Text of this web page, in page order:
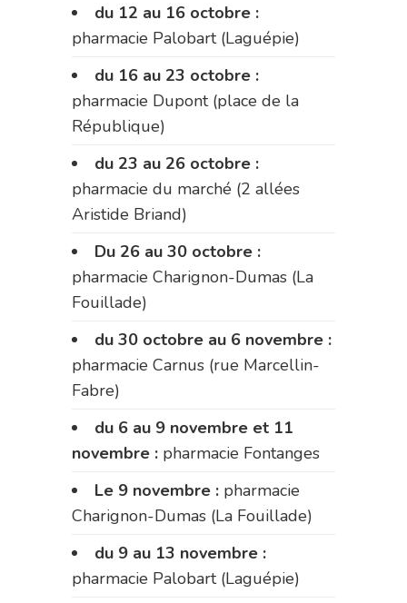
du 12 au 16 octobre :
pharmacie Palobart (Laguépie)
du 16 au 23 octobre :
pharmacie Dupont (place de la
République)
du 23 au 26 octobre :
pharmacie du marché (2 allées
Aristide Briand)
Du 26 au 30 octobre :
pharmacie Charignon-Dumas (La
Fouillade)
du 30 octobre au 6 novembre :
pharmacie Carnus (rue Marcellin-
Fabre)
du 6 au 9 novembre et 11
novembre : pharmacie Fontanges
Le 9 novembre : pharmacie
Charignon-Dumas (La Fouillade)
du 9 au 13 novembre :
pharmacie Palobart (Laguépie)